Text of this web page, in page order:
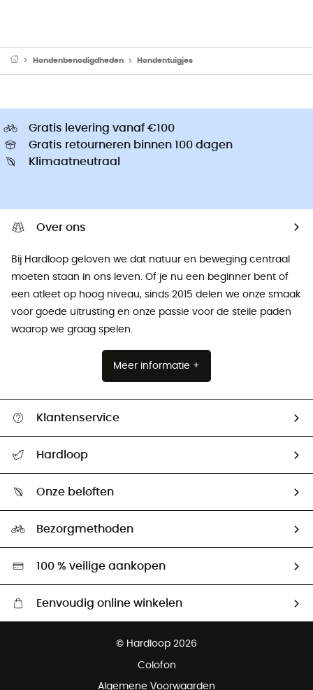
Hondenbenodigdheden Hondentuigjes
Gratis levering vanaf €100
Gratis retourneren binnen 100 dagen
Klimaatneutraal
Over ons
Bij Hardloop geloven we dat natuur en beweging centraal
moeten staan ​​in ons leven. Of je nu een beginner bent of
een atleet op hoog niveau, sinds 2015 delen we onze smaak
voor goede uitrusting en onze passie voor de steile paden
waarop we graag spelen.
Meer informatie +
Klantenservice
Retourzendingen & Terugbetalingen
Hardloop
Ambassadeurs
Onze beloften
Hardgreen
Bezorgmethoden
100 % veilige aankopen
Eenvoudig online winkelen
Gratis retourneren binnen 100 dagen
© Hardloop 2026
Colofon
Algemene Voorwaarden